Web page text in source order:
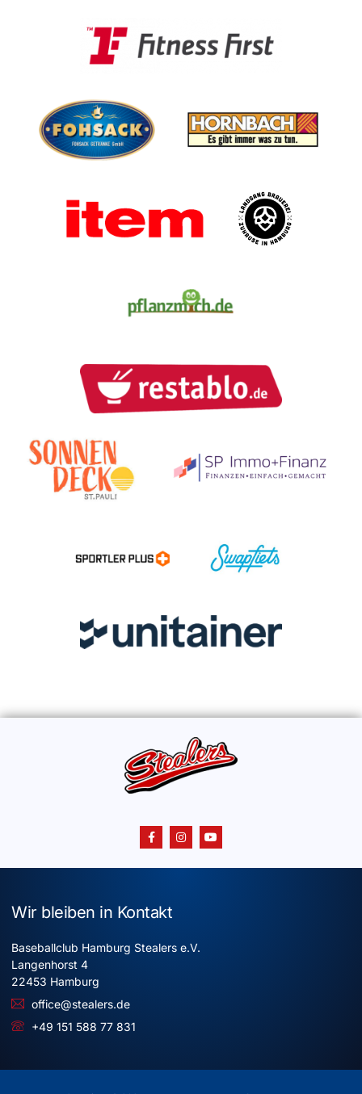
Wir bleiben in Kontakt
Baseballclub Hamburg Stealers e.V.
Langenhorst 4
22453 Hamburg
office@stealers.de
+49 151 588 77 831